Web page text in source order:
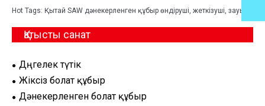
Hot Tags: Қытай SAW дәнекерленген құбыр өндіруші, жеткізуші, зауыт
Қатысты санат
Дөңгелек түтік
Жіксіз болат құбыр
Дәнекерленген болат құбыр